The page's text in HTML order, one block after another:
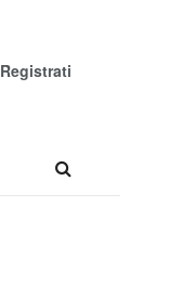
Registrati